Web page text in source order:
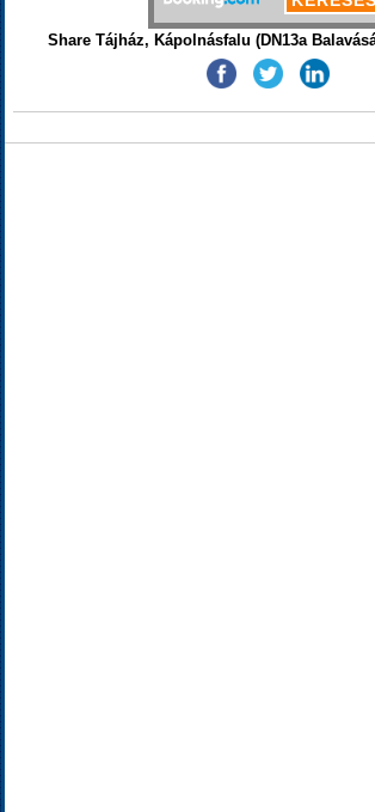
Share Tájház, Kápolnásfalu (DN13a